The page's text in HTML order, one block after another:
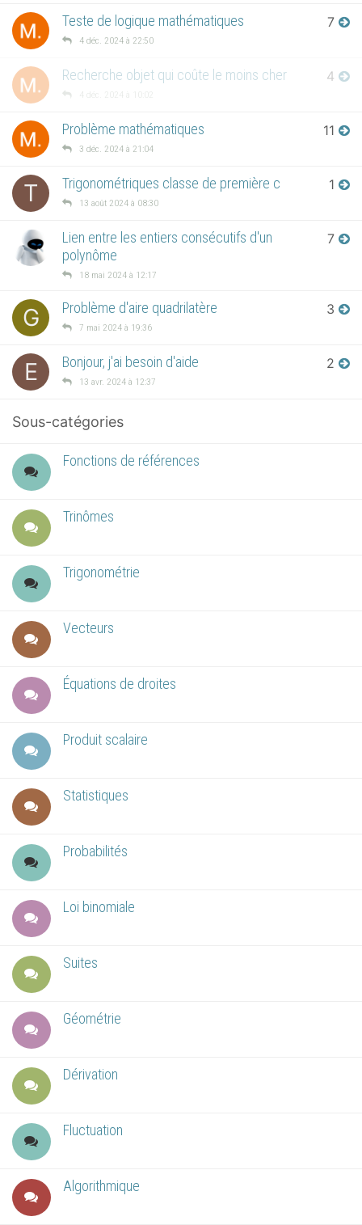
Teste de logique mathématiques
4 déc. 2024 à 22:50
7
Recherche objet qui coûte le moins cher
4 déc. 2024 à 10:02
4
Problème mathématiques
3 déc. 2024 à 21:04
11
T Trigonométriques classe de première c
13 août 2024 à 08:30
1
Lien entre les entiers consécutifs d'un
polynôme
18 mai 2024 à 12:17
7
G Problème d'aire quadrilatère
7 mai 2024 à 19:36
3
E Bonjour, j'ai besoin d'aide
13 avr. 2024 à 12:37
2
Sous-catégories
Fonctions de références
Trinômes
Trigonométrie
Vecteurs
Équations de droites
Produit scalaire
Statistiques
Probabilités
Loi binomiale
Suites
Géométrie
Dérivation
Fluctuation
Algorithmique